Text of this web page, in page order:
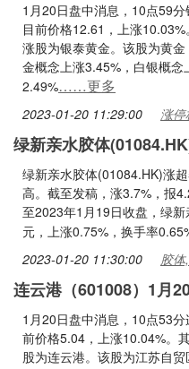
1月20日盘中消息，10点59分
目前价格12.61，上涨
涨股为银泰黄金。该股为黄
金概念上涨3.45%，白银概念
2.49%……更多
2023-01-20 11:29:00 涨
绿新亲水胶体
绿新亲水胶体(01084.HK)涨
高。截至发稿，涨3.7%，报
至2023年1月19日收盘，绿
元，上涨0.75%，换手率
2023-01-20 11:30:00 胶
连云港（601008）1月
1月20日盘中消息，10点53
前价格5.04，上涨10.04%。
股为连云港。该股为江苏自